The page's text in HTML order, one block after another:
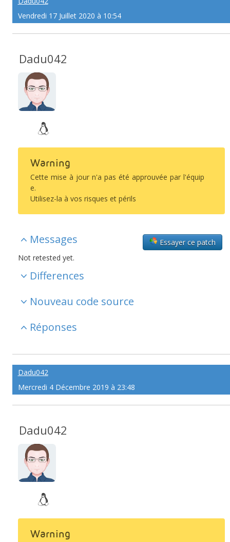
Vendredi 17 Juillet 2020 à 10:54
Dadu042
Warning
Cette mise à jour n'a pas été approuvée par l'équip
e.
Utilisez-la à vos risques et périls
Essayer ce patch
Messages
Not retested yet.
Differences
Nouveau code source
Réponses
Dadu042
Mercredi 4 Décembre 2019 à 23:48
Dadu042
Warning